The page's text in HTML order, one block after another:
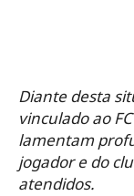
Diante desta
vinculado ao
lamentam
jogador e do
atendidos.